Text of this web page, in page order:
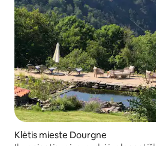
Klėtis mieste Dourgne